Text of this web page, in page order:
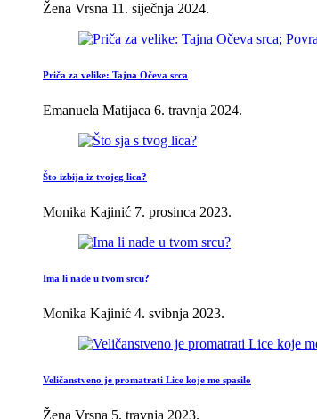
Žena Vrsna 11. siječnja 2024.
Priča za velike: Tajna Očeva srca
Emanuela Matijaca 6. travnja 2024.
Što izbija iz tvojeg lica?
Monika Kajinić 7. prosinca 2023.
Ima li nade u tvom srcu?
Monika Kajinić 4. svibnja 2023.
Veličanstveno je promatrati Lice koje me spasilo
Žena Vrsna 5. travnja 2023.